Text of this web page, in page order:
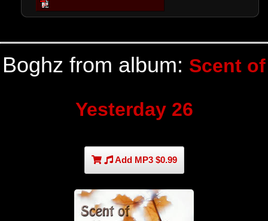
Boghz from album: Scent of
Yesterday 26
Add MP3 $0.99